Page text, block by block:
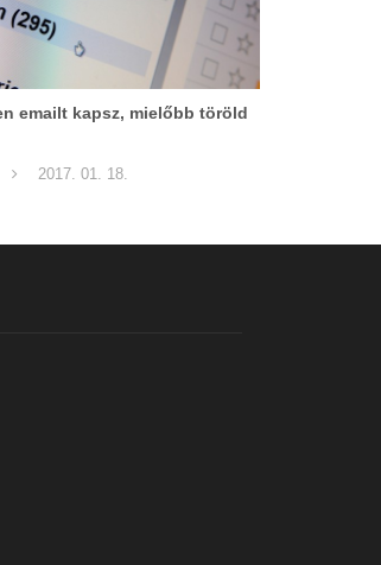
emailt kapsz, mielőbb töröld
2017. 01. 18.